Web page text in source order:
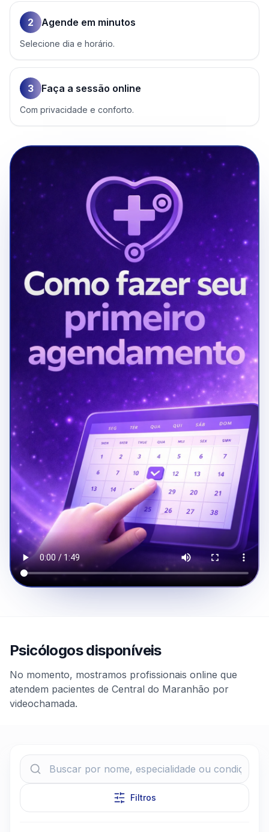
2 Agende em minutos
Selecione dia e horário.
3 Faça a sessão online
Com privacidade e conforto.
Psicólogos disponíveis
No momento, mostramos profissionais online que
atendem pacientes de Central do Maranhão por
videochamada.
Filtros